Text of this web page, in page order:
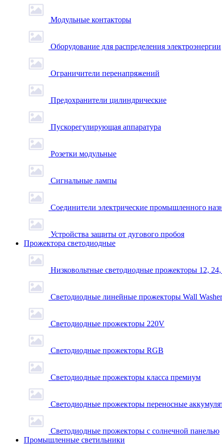
Модульные контакторы
Оборудование для распределения электроэнергии
Ограничители перенапряжений
Предохранители цилиндрические
Пускорегулирующая аппаратура
Розетки модульные
Сигнальные лампы
Соединители электрические промышленного
Устройства защиты от дугового пробоя
Прожектора светодиодные
Низковольтные светодиодные прожекторы 12,
Светодиодные линейные прожекторы Wall Washer
Светодиодные прожекторы 220V
Светодиодные прожекторы RGB
Светодиодные прожекторы класса премиум
Светодиодные прожекторы переносные
Светодиодные прожекторы с солнечной панелью
Промышленные светильники